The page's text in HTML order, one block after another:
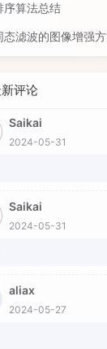
序算法总结
评论
Saikai
2024-05-31
Saikai
2024-05-31
aliax
2024-05-27